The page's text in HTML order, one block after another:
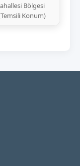
Bölgesi
Konum)